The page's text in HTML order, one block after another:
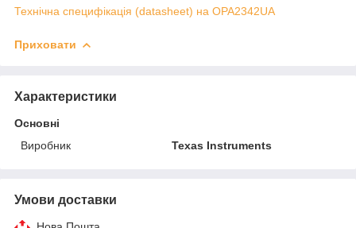
Технічна специфікація (datasheet) на OPA2342UA
Приховати
Характеристики
Основні
Виробник
Texas Instruments
Умови доставки